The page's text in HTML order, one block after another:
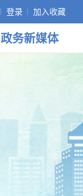
登录 加入收藏
政务新媒体